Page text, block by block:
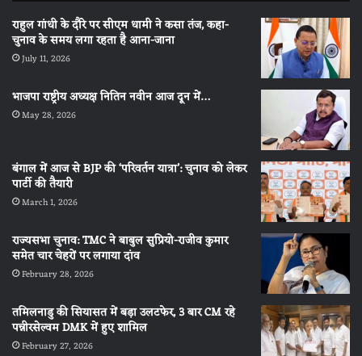
राहुल गांधी के दौरे पर सीएम धामी ने कसा तंज, कहा-
चुनाव के समय लगा रहता है आना-जाना
July 11, 2026
भाजपा राष्ट्रीय अध्यक्ष नितिन नवीन आज दून में…
May 28, 2026
बंगाल में आज से BJP की ‘परिवर्तन यात्रा’: चुनाव को लेकर
पार्टी की तैयारी
March 1, 2026
राज्यसभा चुनाव: TMC ने बाबुल सुप्रियो-राजीव कुमार
समेत चार चेहरों पर लगाया दांव
February 28, 2026
तमिलनाडु की सियासत में बड़ा उलटफेर, 3 बार CM रहे
पन्नीरसेल्वम DMK में हुए शामिल
February 27, 2026